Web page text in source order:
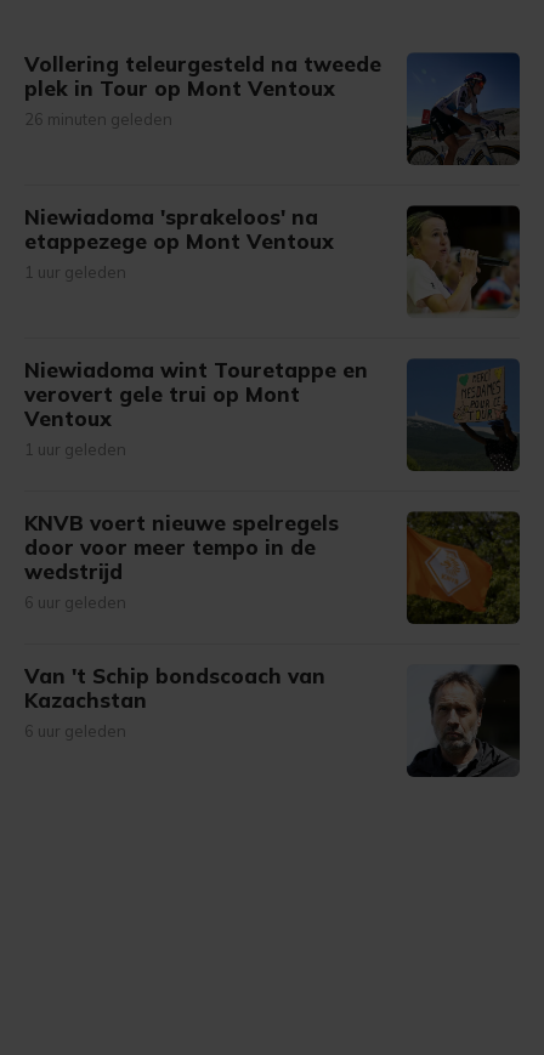
Vollering teleurgesteld na tweede
plek in Tour op Mont Ventoux
26 minuten geleden
Niewiadoma 'sprakeloos' na
etappezege op Mont Ventoux
1 uur geleden
Niewiadoma wint Touretappe en
verovert gele trui op Mont
Ventoux
1 uur geleden
KNVB voert nieuwe spelregels
door voor meer tempo in de
wedstrijd
6 uur geleden
Van 't Schip bondscoach van
Kazachstan
6 uur geleden